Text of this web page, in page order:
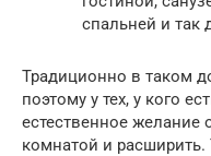
спальней и так
Традиционно в таком
поэтому у тех, у кого
естественное желание
комнатой и расширить.